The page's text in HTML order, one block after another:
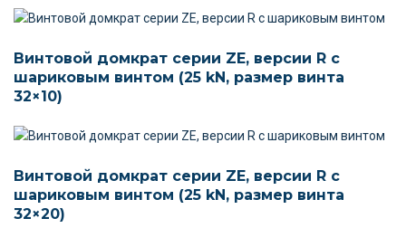
Винтовой домкрат серии ZE, версии R c
шариковым винтом (25 kN, размер винта
32×10)
Винтовой домкрат серии ZE, версии R c
шариковым винтом (25 kN, размер винта
32×20)